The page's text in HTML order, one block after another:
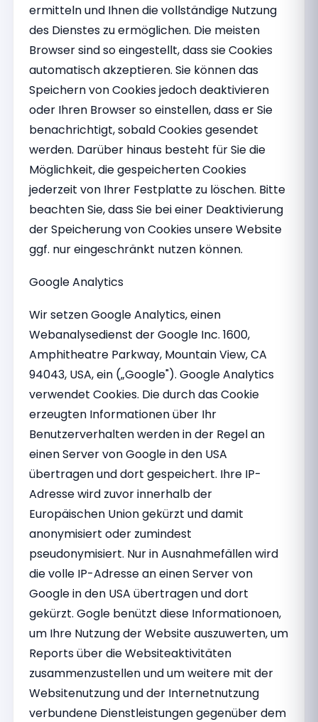
ermitteln und Ihnen die vollständige Nutzung
des Dienstes zu ermöglichen. Die meisten
Browser sind so eingestellt, dass sie Cookies
automatisch akzeptieren. Sie können das
Speichern von Cookies jedoch deaktivieren
oder Ihren Browser so einstellen, dass er Sie
benachrichtigt, sobald Cookies gesendet
werden. Darüber hinaus besteht für Sie die
Möglichkeit, die gespeicherten Cookies
jederzeit von Ihrer Festplatte zu löschen. Bitte
beachten Sie, dass Sie bei einer Deaktivierung
der Speicherung von Cookies unsere Website
ggf. nur eingeschränkt nutzen können.
Google Analytics
Wir setzen Google Analytics, einen
Webanalysedienst der Google Inc. 1600,
Amphitheatre Parkway, Mountain View, CA
94043, USA, ein („Google"). Google Analytics
verwendet Cookies. Die durch das Cookie
erzeugten Informationen über Ihr
Benutzerverhalten werden in der Regel an
einen Server von Google in den USA
übertragen und dort gespeichert. Ihre IP-
Adresse wird zuvor innerhalb der
Europäischen Union gekürzt und damit
anonymisiert oder zumindest
pseudonymisiert. Nur in Ausnahmefällen wird
die volle IP-Adresse an einen Server von
Google in den USA übertragen und dort
gekürzt. Gogle benützt diese Informationoen,
um Ihre Nutzung der Website auszuwerten, um
Reports über die Websiteaktivitäten
zusammenzustellen und um weitere mit der
Websitenutzung und der Internetnutzung
verbundene Dienstleistungen gegenüber dem